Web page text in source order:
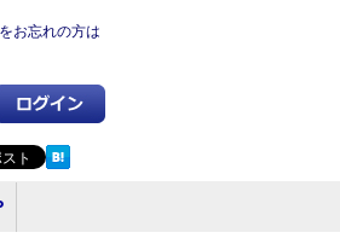
お忘れの方は